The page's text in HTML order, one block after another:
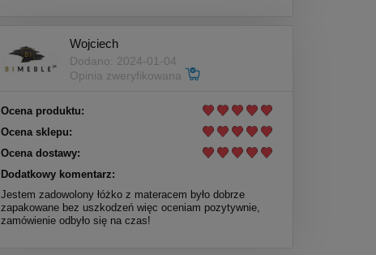
Wojciech
Dodano: 2024-01-04
Opinia zweryfikowana
Ocena produktu:
Ocena sklepu:
Ocena dostawy:
Dodatkowy komentarz:
Jestem zadowolony łóżko z materacem było dobrze
zapakowane bez uszkodzeń więc oceniam pozytywnie,
zamówienie odbyło się na czas!